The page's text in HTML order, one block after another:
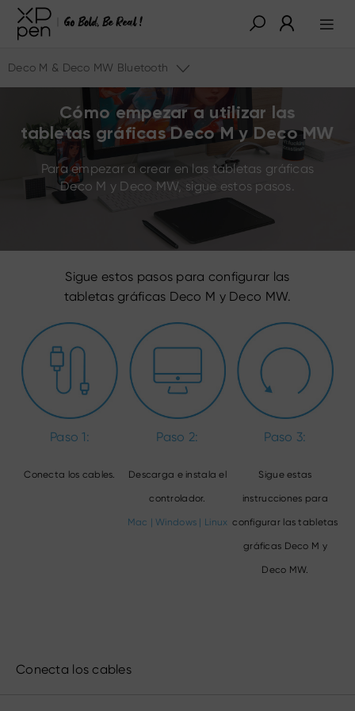
Deco M & Deco MW Bluetooth
Cómo empezar a utilizar las
tabletas gráficas Deco M y Deco MW
Para empezar a crear en las tabletas gráficas
Deco M y Deco MW, sigue estos pasos.
Sigue estos pasos para configurar las
tabletas gráficas Deco M y Deco MW.
Paso 1:
Conecta los cables.
Paso 2:
Descarga e instala el
controlador.
Mac Windows Linux
Paso 3:
Sigue estas
instrucciones para
configurar las tabletas
gráficas Deco M y
Deco MW.
Conecta los cables